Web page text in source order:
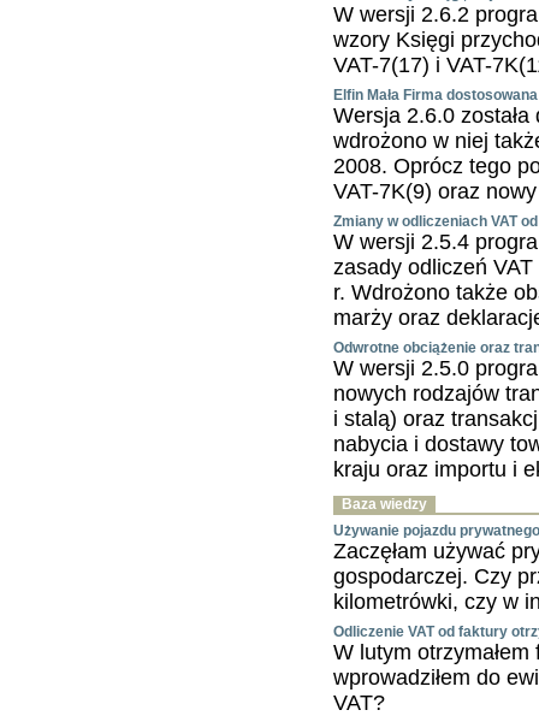
W wersji 2.6.2
wzory Księgi
VAT-7(17) i VAT-
Elfin Mała Firma
Wersja 2.6.0
wdrożono w niej
2008. Oprócz tego
VAT-7K(9) oraz
Zmiany w odliczeniach VAT
W wersji 2.5.4
zasady odliczeń
r. Wdrożono także
marży oraz
Odwrotne obciążenie oraz
W wersji 2.5.0
nowych rodzajów
i stalą) oraz
nabycia i dostawy
kraju oraz importu i
Baza wiedzy
Używanie pojazdu
Zaczęłam używać
gospodarczej. Czy
kilometrówki, czy w
Odliczenie VAT od faktury
W lutym otrzymałem
wprowadziłem do
VAT?